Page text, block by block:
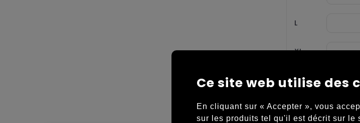
L
XL
XXL
Ce site web utilise des
En cliquant sur « Accepter », vous
sur les produits tel qu'il est décrit sur le